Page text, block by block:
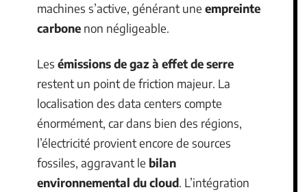
machines s’active, générant une empreinte
carbone non négligeable.
Les émissions de gaz à effet de serre
restent un point de friction majeur. La
localisation des data centers compte
énormément, car dans bien des régions,
l’électricité provient encore de sources
fossiles, aggravant le bilan
environnemental du cloud. L’intégration